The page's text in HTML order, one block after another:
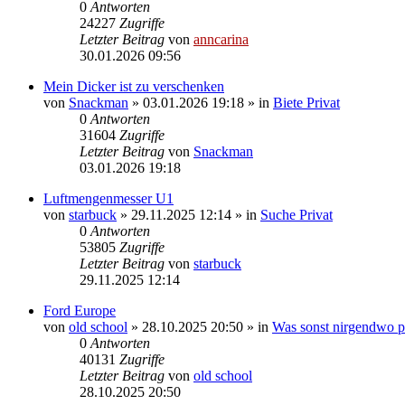
0 Antworten
24227 Zugriffe
Letzter Beitrag von anncarina
30.01.2026 09:56
Mein Dicker ist zu verschenken
von Snackman » 03.01.2026 19:18 » in Biete Privat
0 Antworten
31604 Zugriffe
Letzter Beitrag von Snackman
03.01.2026 19:18
Luftmengenmesser U1
von starbuck » 29.11.2025 12:14 » in Suche Privat
0 Antworten
53805 Zugriffe
Letzter Beitrag von starbuck
29.11.2025 12:14
Ford Europe
von old school » 28.10.2025 20:50 » in Was sonst nirgendwo
0 Antworten
40131 Zugriffe
Letzter Beitrag von old school
28.10.2025 20:50